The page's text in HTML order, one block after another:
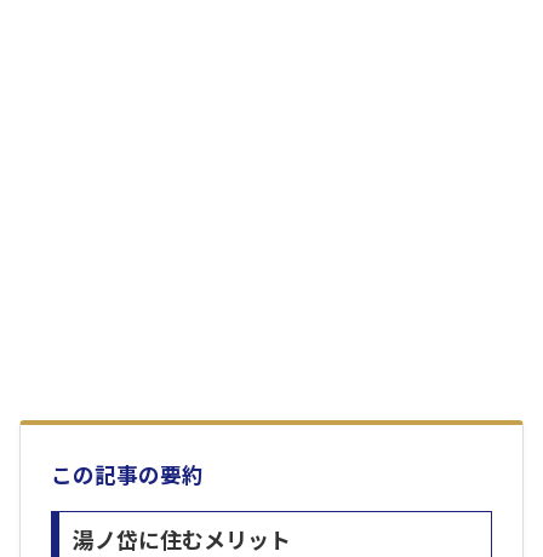
この記事の要約
湯ノ岱に住むメリット